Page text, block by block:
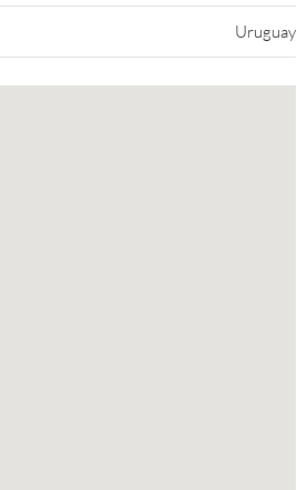
Uruguay